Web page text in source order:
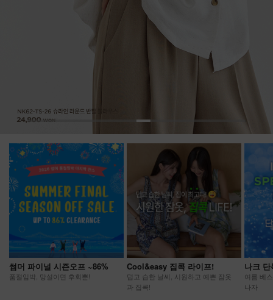
썸머 파이널 시즌오프 ~86%
품절임박, 망설이면 후회뿐!
Cool&easy 집콕 라이프!
덥고 습한 날씨, 시원하고 예쁜 잠옷
과 집콕!
나크
여름 베
나자